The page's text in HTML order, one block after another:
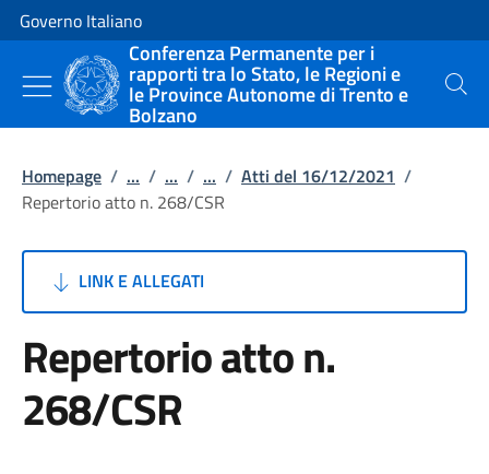
Vai al contenuto
Vai alla navigazione del sito
Governo Italiano
Conferenza Permanente per i
rapporti tra lo Stato, le Regioni e
le Province Autonome di Trento e
Bolzano
Cerca
Homepage / ... / ... / ... / Atti del 16/12/2021 /
Repertorio atto n. 268/CSR
LINK E ALLEGATI
Repertorio atto n.
268/CSR